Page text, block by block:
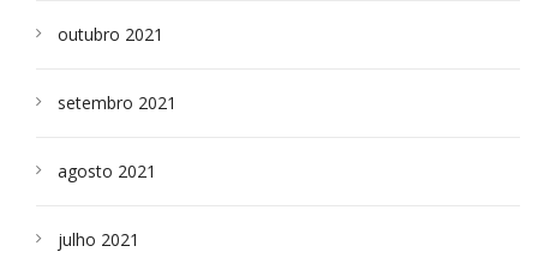
outubro 2021
setembro 2021
agosto 2021
julho 2021